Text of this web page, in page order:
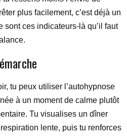
plus facilement, c’est déjà un
sont ces indicateurs-là qu’il faut
tu peux utiliser l’autohypnose
à un moment de calme plutôt
Tu visualises un dîner
lente, puis tu renforces